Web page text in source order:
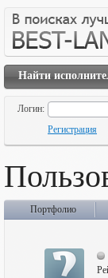
Найти
Логин:
Регистрация
Портфолио